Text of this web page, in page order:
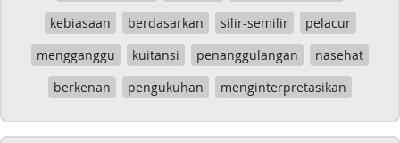
kebiasaan
berdasarkan silir-semilir
pelacur
mengganggu
kuitansi penanggulangan
nasehat
berkenan
pengukuhan menginterpretasikan